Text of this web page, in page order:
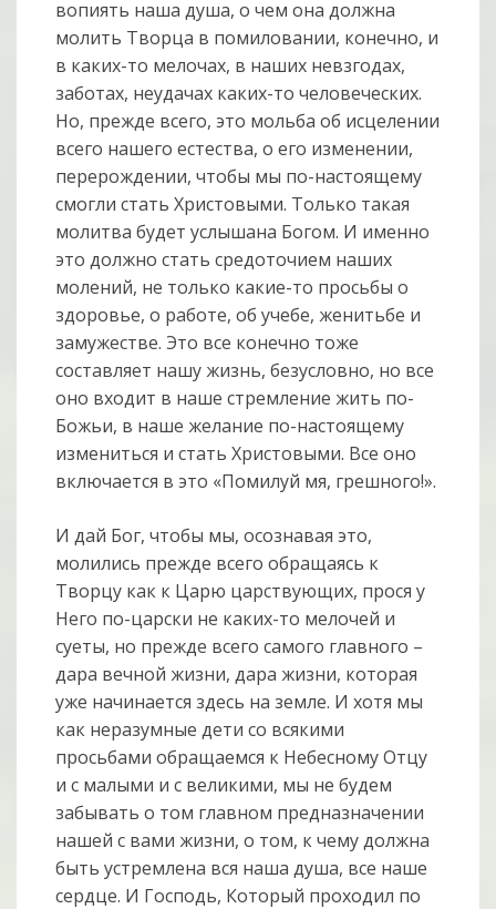
вопиять наша душа, о чем она должна
молить Творца в помиловании, конечно, и
в каких-то мелочах, в наших невзгодах,
заботах, неудачах каких-то человеческих.
Но, прежде всего, это мольба об исцелении
всего нашего естества, о его изменении,
перерождении, чтобы мы по-настоящему
смогли стать Христовыми. Только такая
молитва будет услышана Богом. И именно
это должно стать средоточием наших
молений, не только какие-то просьбы о
здоровье, о работе, об учебе, женитьбе и
замужестве. Это все конечно тоже
составляет нашу жизнь, безусловно, но все
оно входит в наше стремление жить по-
Божьи, в наше желание по-настоящему
измениться и стать Христовыми. Все оно
включается в это «Помилуй мя, грешного!».
И дай Бог, чтобы мы, осознавая это,
молились прежде всего обращаясь к
Творцу как к Царю царствующих, прося у
Него по-царски не каких-то мелочей и
суеты, но прежде всего самого главного –
дара вечной жизни, дара жизни, которая
уже начинается здесь на земле. И хотя мы
как неразумные дети со всякими
просьбами обращаемся к Небесному Отцу
и с малыми и с великими, мы не будем
забывать о том главном предназначении
нашей с вами жизни, о том, к чему должна
быть устремлена вся наша душа, все наше
сердце. И Господь, Который проходил по